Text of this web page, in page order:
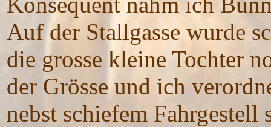
Auf der Stallgasse wurde
die grosse kleine Tochter
der Grösse und ich
nebst schiefem